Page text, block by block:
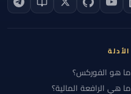
الأدلة
ما هو الفوركس؟
ما هي الرافعة المالية؟